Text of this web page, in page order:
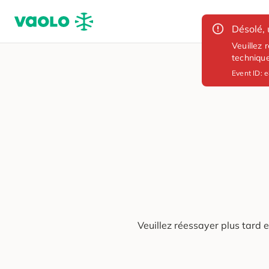
Désolé,
Veuillez
Event ID:
Veuillez réessayer plus tard